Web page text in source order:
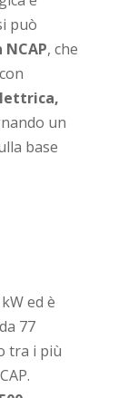
può
, che
un
base
ed è
da 77
tra i più